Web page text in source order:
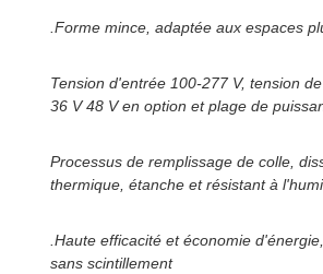
.Forme mince, adaptée aux espaces
Tension d'entrée 100-277 V, tension
36 V 48 V en option et plage de
Processus de remplissage de colle,
thermique, étanche et résistant à
.Haute efficacité et économie
sans scintillement